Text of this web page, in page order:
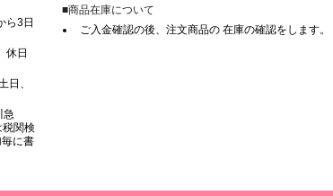
ら3日
休日
日、
急
関検
に書
■商品在庫について
ご入金確認の後、注文商品の 在庫の確認をします